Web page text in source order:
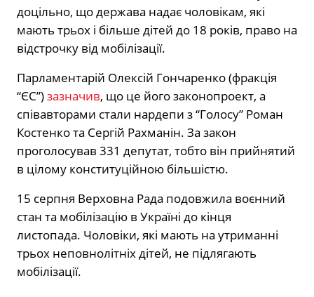
доцільно, що держава надає чоловікам, які
мають трьох і більше дітей до 18 років, право на
відстрочку від мобілізації.
Парламентарій Олексій Гончаренко (фракція
“ЄС”)зазначив, що це його законопроект, а
співавторами стали нардепи з “Голосу” Роман
Костенко та Сергій Рахманін. За закон
проголосував 331 депутат, тобто він прийнятий
в цілому конституційною більшістю.
15 серпня Верховна Рада подовжила воєнний
стан та мобілізацію в Україні до кінця
листопада. Чоловіки, які мають на утриманні
трьох неповнолітніх дітей, не підлягають
мобілізації.